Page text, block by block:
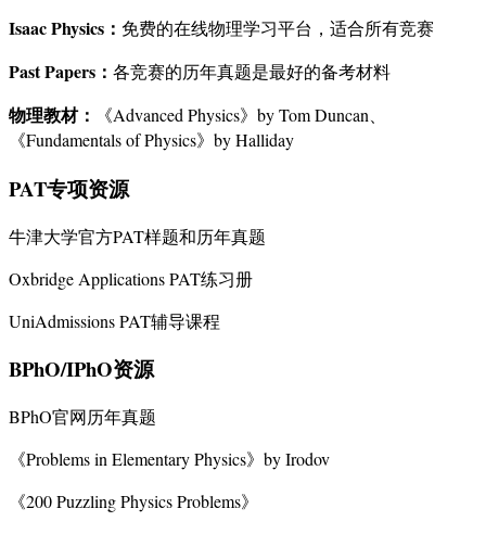
Isaac Physics： 免费的在线物理学习平台，适合所有竞赛
Past Papers： 各竞赛的历年真题是最好的备考材料
物理教材：
《Advanced Physics》by Tom Duncan、
《Fundamentals of Physics》by Halliday
PAT专项资源
牛津大学官方PAT样题和历年真题
Oxbridge Applications PAT练习册
UniAdmissions PAT辅导课程
BPhO/IPhO资源
BPhO官网历年真题
《Problems in Elementary Physics》by Irodov
《200 Puzzling Physics Problems》